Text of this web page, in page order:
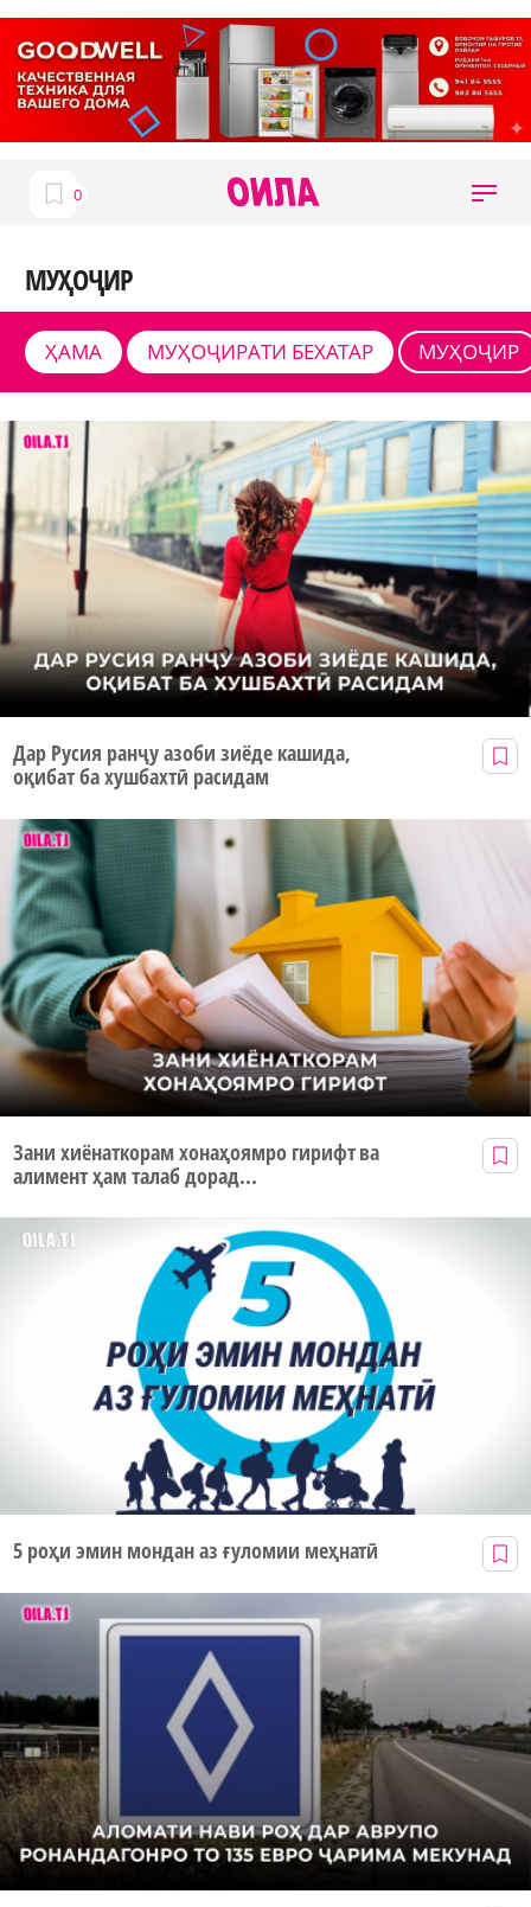
МУҲОҶИР
ҲАМА МУҲОҶИРАТИ БЕХАТАР МУҲОҶИР
Дар Русия ранҷу азоби зиёде кашида,
оқибат ба хушбахтӣ расидам
Зани хиёнаткорам хонаҳоямро гирифт ва
алимент ҳам талаб дорад...
5 роҳи эмин мондан аз ғуломии меҳнатӣ